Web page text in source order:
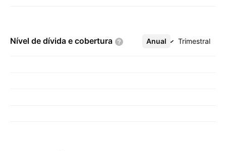
Nível de dívida e cobertura Anual Trimestral
Mais